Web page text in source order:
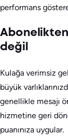
performans
Abonelikten
değil
Kulağa verimsiz
büyük
genellikle mesajı
hizmetine geri
puanınıza uygular.